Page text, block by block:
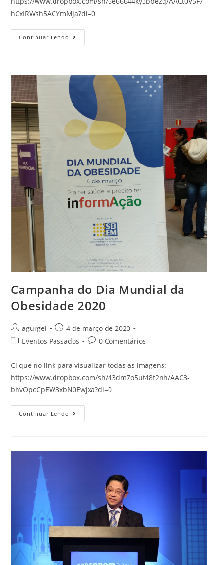
hCxIRWsh5ACYmMja?dl=0
Continuar Lendo
Campanha do Dia Mundial da
Obesidade 2020
agurgel
4 de março de 2020
Eventos Passados
0 Comentários
Clique no link para visualizar todas as imagens:
https://www.dropbox.com/sh/43dm7o5ut48f2nh/AAC3-
bhvOpoCpEW3xbN0Ewjxa?dl=0
Continuar Lendo